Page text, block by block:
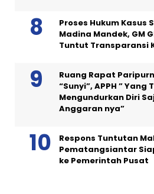
Proses Hukum Kasus
Madina Mandek, GM
Tuntut Transparansi
Ruang Rapat
“Sunyi”, APPH ” Yang
Mengundurkan Diri
Anggaran nya”
Respons Tuntutan
Pematangsiantar
ke Pemerintah Pusat